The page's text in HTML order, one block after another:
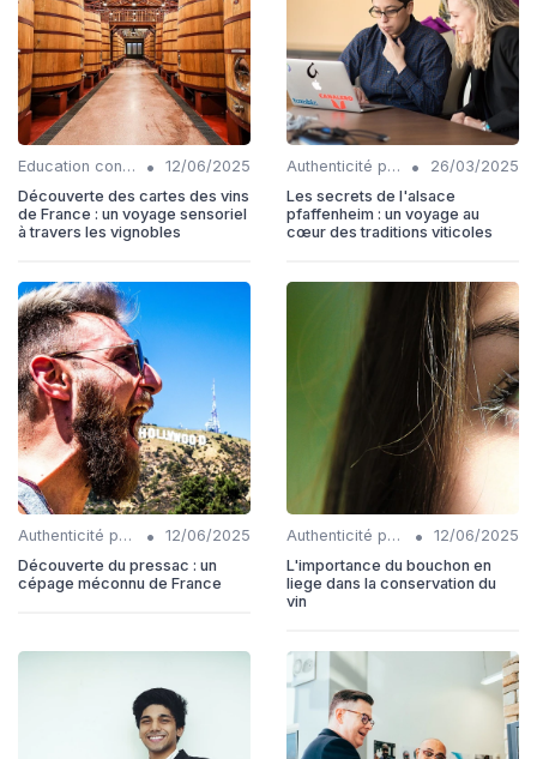
Education consommateurs •
12/06/2025
Découverte des cartes des vins
de France : un voyage sensoriel
à travers les vignobles
Authenticité produits •
26/03/2025
Les secrets de l'alsace
pfaffenheim : un voyage au
cœur des traditions viticoles
Authenticité produits •
12/06/2025
Découverte du pressac : un
cépage méconnu de France
Authenticité produits •
12/06/2025
L'importance du bouchon en
liege dans la conservation du
vin